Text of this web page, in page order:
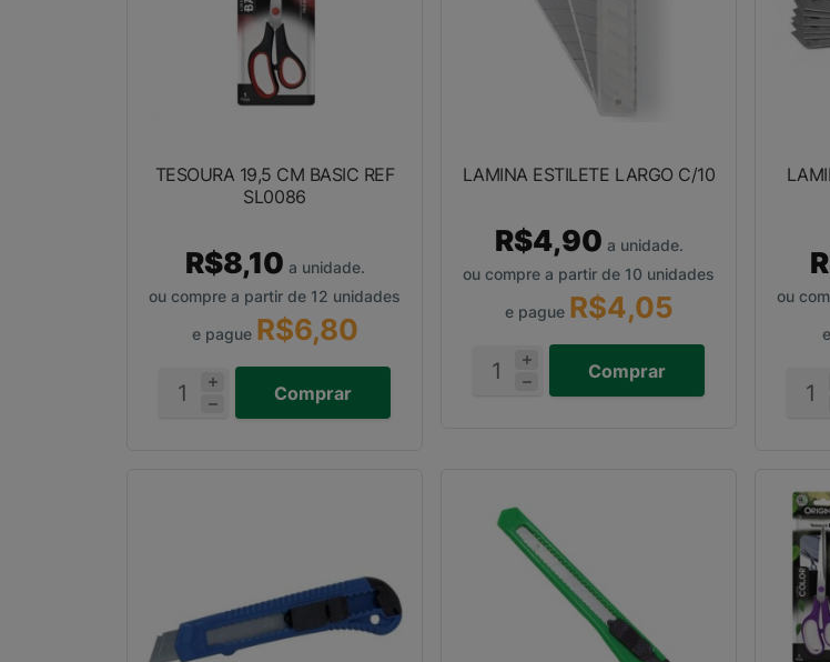
TESOURA 19,5 CM BASIC REF
SL0086
R$8,10 a unidade.
ou compre a partir de 12 unidades
e pague R$6,80
Comprar
LAMINA ESTILETE LARGO C/10
R$4,90 a unidade.
ou compre a partir de 10 unidades
e pague R$4,05
Comprar
ou